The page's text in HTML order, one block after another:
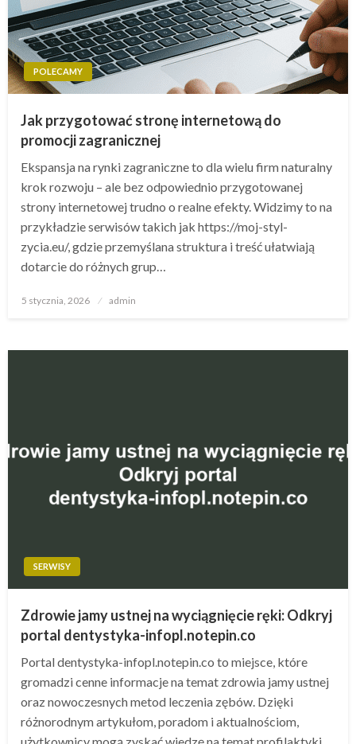
POLECAMY
Jak przygotować stronę internetową do
promocji zagranicznej
Ekspansja na rynki zagraniczne to dla wielu firm naturalny
krok rozwoju – ale bez odpowiednio przygotowanej
strony internetowej trudno o realne efekty. Widzimy to na
przykładzie serwisów takich jak https://moj-styl-
zycia.eu/, gdzie przemyślana struktura i treść ułatwiają
dotarcie do różnych grup…
Opublikowane
5 stycznia, 2026 admin
SERWISY
Zdrowie jamy ustnej na wyciągnięcie ręki: Odkryj
portal dentystyka-infopl.notepin.co
Portal dentystyka-infopl.notepin.co to miejsce, które
gromadzi cenne informacje na temat zdrowia jamy ustnej
oraz nowoczesnych metod leczenia zębów. Dzięki
różnorodnym artykułom, poradom i aktualnościom,